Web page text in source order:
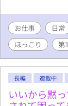
お仕事 日常
ほっこり
第
長編 連載中
いいから黙